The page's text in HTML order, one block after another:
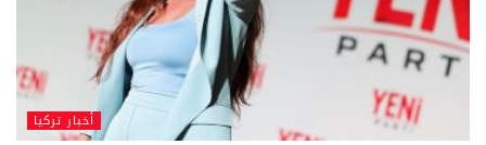
أخبار تركيا